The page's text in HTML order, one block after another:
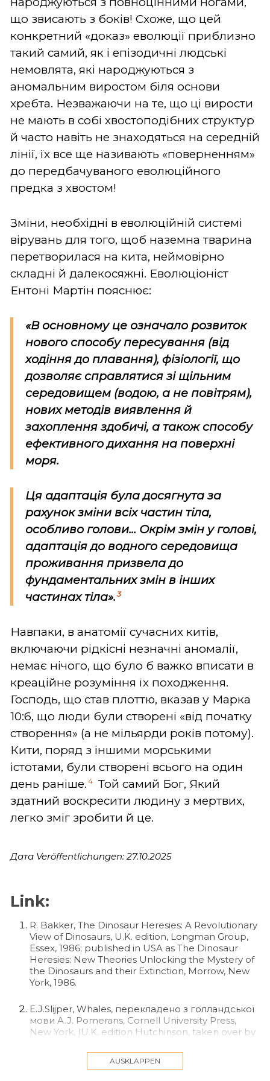
що звисають з боків! Схоже, що цей
конкретний «доказ» еволюції приблизно
такий самий, як і епізодичні людські
немовлята, які народжуються з
аномальним виростом біля основи
хребта. Незважаючи на те, що ці вирости
не мають в собі хвостоподібних структур
й часто навіть не знаходяться на середній
лінії, їх все ще називають «поверненням»
до передбачуваного еволюційного
предка з хвостом!
Зміни, необхідні в еволюційній системі
вірувань для того, щоб наземна тварина
перетворилася на кита, неймовірно
складні й далекосяжні. Еволюціоніст
Ентоні Мартін пояснює:
«В основному це означало розвиток
нового способу пересування (від
ходіння до плавання), фізіології, що
дозволяє справлятися зі щільним
середовищем (водою, а не повітрям),
нових методів виявлення й
захоплення здобичі, а також способу
ефективного дихання на поверхні
моря.
Ця адаптація була досягнута за
рахунок зміни всіх частин тіла,
особливо голови... Окрім змін у голові,
адаптація до водного середовища
проживання призвела до
фундаментальних змін в інших
частинах тіла». 3
Навпаки, в анатомії сучасних китів,
включаючи рідкісні незначні аномалії,
немає нічого, що було б важко вписати в
креаційне розуміння їх походження.
Господь, що став плоттю, вказав у Марка
10:6, що люди були створені «від початку
створення» (а не мільярди років потому).
Кити, поряд з іншими морськими
істотами, були створені всього на один
день раніше. 4 Той самий Бог, Який
здатний воскресити людину з мертвих,
легко зміг зробити й це.
Дата Veröffentlichungen: 27.10.2025
Link:
R. Bakker, The Dinosaur Heresies: A Revolutionary
View of Dinosaurs, U.K. edition, Longman Group,
Essex, 1986; published in USA as The Dinosaur
Heresies: New Theories Unlocking the Mystery of
the Dinosaurs and their Extinction, Morrow, New
York, 1986.
E.J.Slijper, Whales, перекладено з голландської
мови A.J. Pomerans, Cornell University Press,
New York, (U.K. edition Hutchinson, taken over by
Anthony R. Martin, Whales and Dolphins, Bedford
AUSKLAPPEN